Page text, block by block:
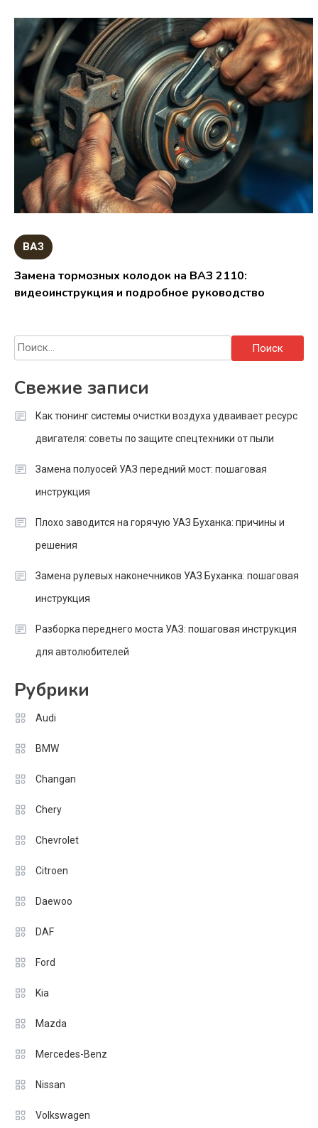
ВАЗ
Замена тормозных колодок на ВАЗ 2110:
видеоинструкция и подробное руководство
Найти:
Свежие записи
Как тюнинг системы очистки воздуха удваивает ресурс
двигателя: советы по защите спецтехники от пыли
Замена полуосей УАЗ передний мост: пошаговая
инструкция
Плохо заводится на горячую УАЗ Буханка: причины и
решения
Замена рулевых наконечников УАЗ Буханка: пошаговая
инструкция
Разборка переднего моста УАЗ: пошаговая инструкция
для автолюбителей
Рубрики
Audi
BMW
Changan
Chery
Chevrolet
Citroen
Daewoo
DAF
Ford
Kia
Mazda
Mercedes-Benz
Nissan
Volkswagen